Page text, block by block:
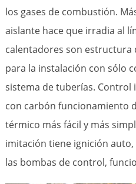
los gases de combustión.
aislante hace que irradia al
calentadores son estructura
para la instalación con sólo
sistema de tuberías. Control
con carbón funcionamiento
térmico más fácil y más
imitación tiene ignición
las bombas de control,